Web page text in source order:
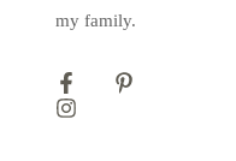
my family.